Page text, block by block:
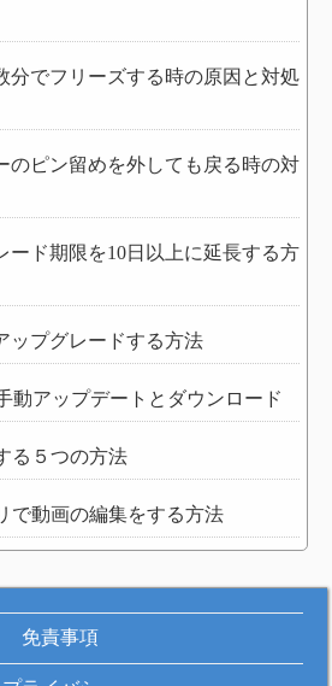
分でフリーズする時の原因と対処
のピン留めを外しても戻る時の対
ード期限を10日以上に延長する方
ップグレードする方法
動アップデートとダウンロード
る５つの方法
で動画の編集をする方法
免責事項